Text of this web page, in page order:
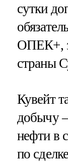
сутки
ОПЕК+,
страны
Кувейт
добычу
нефти в
по